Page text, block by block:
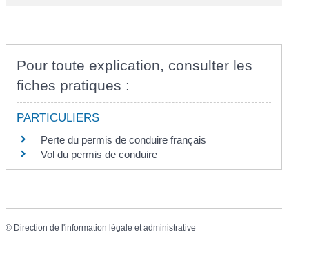
Pour toute explication, consulter les
fiches pratiques :
PARTICULIERS
Perte du permis de conduire français
Vol du permis de conduire
© Direction de l'information légale et administrative